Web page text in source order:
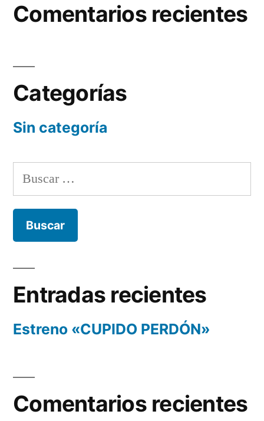
Comentarios recientes
Categorías
Sin categoría
Buscar:
Entradas recientes
Estreno «CUPIDO PERDÓN»
Comentarios recientes